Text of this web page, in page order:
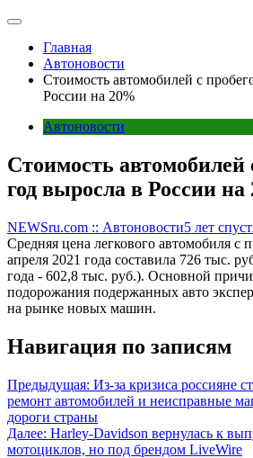
Главная
Автоновости
Стоимость автомобилей с
России на 20%
Автоновости
Стоимость автомобилей
год выросла в России на
NEWSru.com :: Автоновости5 лет
Средняя цена легкового автомобиля с
апреля 2021 года составила 726 тыс.
года - 602,8 тыс. руб.). Основной
подорожания подержанных авто
на рынке новых машин.
Навигация по записям
Предыдущая: Из-за кризиса россияне
ремонт автомобилей и неисправные
дороги страны
Далее: Harley-Davidson вернулась к
мотоциклов, но под брендом LiveWire